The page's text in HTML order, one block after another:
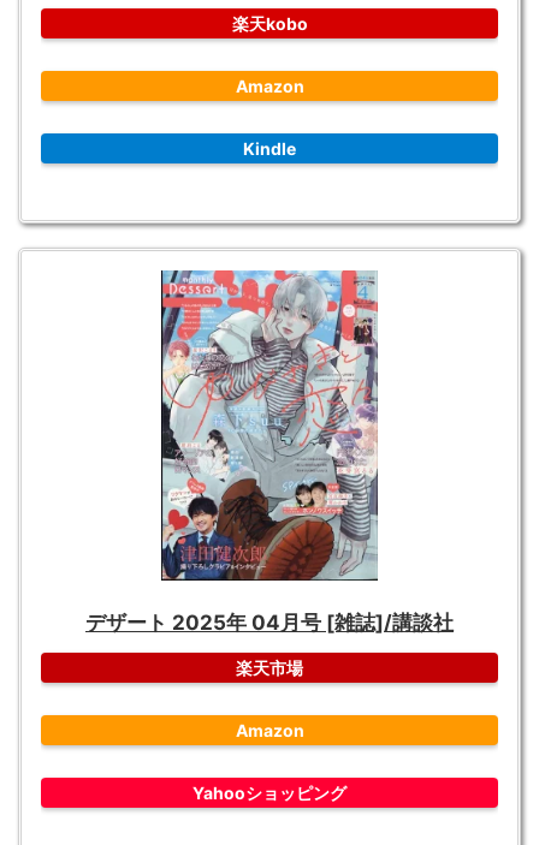
楽天kobo
Amazon
Kindle
デザート 2025年 04月号 [雑誌]/講談社
楽天市場
Amazon
Yahooショッピング